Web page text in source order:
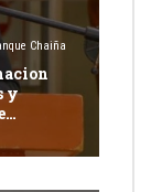
Chaiña
y